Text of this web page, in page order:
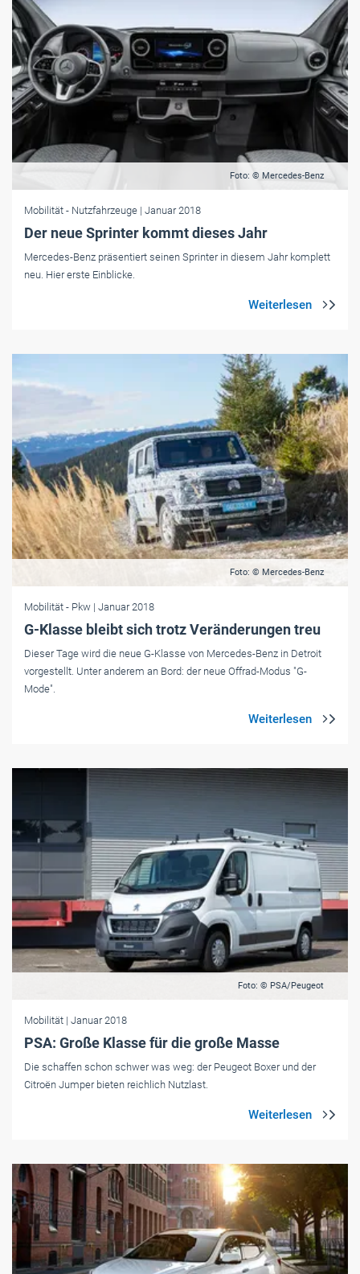
Foto: © Mercedes-Benz
Mobilität - Nutzfahrzeuge | Januar 2018
Der neue Sprinter kommt dieses Jahr
Mercedes-Benz präsentiert seinen Sprinter in diesem Jahr komplett
neu. Hier erste Einblicke.
Foto: © Mercedes-Benz
Mobilität - Pkw | Januar 2018
G-Klasse bleibt sich trotz Veränderungen treu
Dieser Tage wird die neue G-Klasse von Mercedes-Benz in Detroit
vorgestellt. Unter anderem an Bord: der neue Offrad-Modus "G-
Mode".
Foto: © PSA/Peugeot
Mobilität | Januar 2018
PSA: Große Klasse für die große Masse
Die schaffen schon schwer was weg: der Peugeot Boxer und der
Citroën Jumper bieten reichlich Nutzlast.